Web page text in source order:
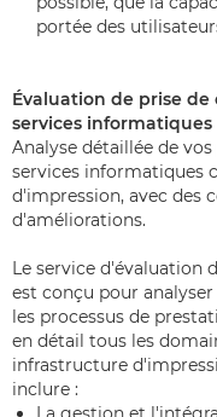
portée des
Évaluation de prise
services informatiques
Analyse détaillée de
services informatiques
d'impression, avec des
d'améliorations.
Le service d'évaluation
est conçu pour
les processus de
en détail tous les
infrastructure
inclure :